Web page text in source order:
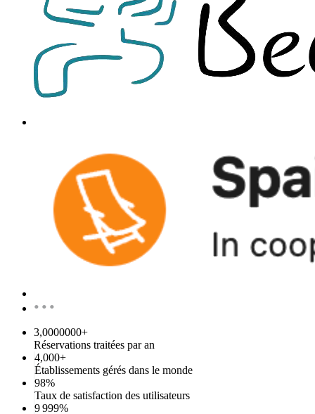
•••
3,0000000+
Réservations traitées par an
4,000+
Établissements gérés dans le monde
98%
Taux de satisfaction des utilisateurs
9 999%